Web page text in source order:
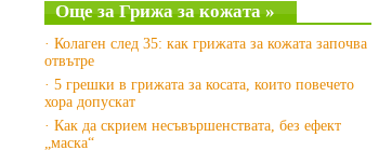
Още за Грижа за кожата »
· Колаген след 35: как грижата за кожата започва
отвътре
· 5 грешки в грижата за косата, които повечето
хора допускат
· Как да скрием несъвършенствата, без ефект
„маска“